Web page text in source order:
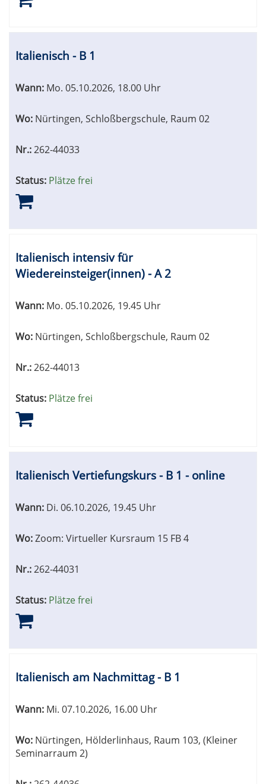
Italienisch - B 1
Wann: Mo. 05.10.2026, 18.00 Uhr
Wo: Nürtingen, Schloßbergschule, Raum 02
Nr.:262-44033
Status: Plätze frei
Italienisch intensiv für
Wiedereinsteiger(innen) - A 2
Wann: Mo. 05.10.2026, 19.45 Uhr
Wo: Nürtingen, Schloßbergschule, Raum 02
Nr.:262-44013
Status: Plätze frei
Italienisch Vertiefungskurs - B 1 - online
Wann: Di. 06.10.2026, 19.45 Uhr
Wo:Zoom: Virtueller Kursraum 15 FB 4
Nr.:262-44031
Status: Plätze frei
Italienisch am Nachmittag - B 1
Wann: Mi. 07.10.2026, 16.00 Uhr
Wo: Nürtingen, Hölderlinhaus, Raum 103, (Kleiner
Seminarraum 2)